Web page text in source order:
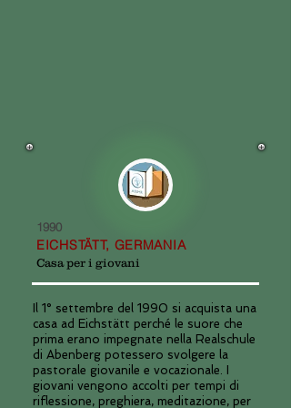
1990
EICHSTÄTT, GERMANIA
Casa per i giovani
Il 1° settembre del 1990 si acquista una
casa ad Eichstätt perché le suore che
prima erano impegnate nella Realschule
di Abenberg potessero svolgere la
pastorale giovanile e vocazionale. I
giovani vengono accolti per tempi di
riflessione, preghiera, meditazione, per